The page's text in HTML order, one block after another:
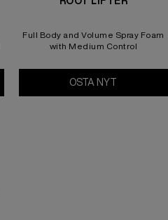
Full Body and Volume Spray Foam
with Medium Control
OSTA NYT